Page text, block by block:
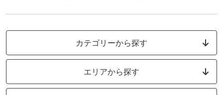
カテゴリーから探す
エリアから探す